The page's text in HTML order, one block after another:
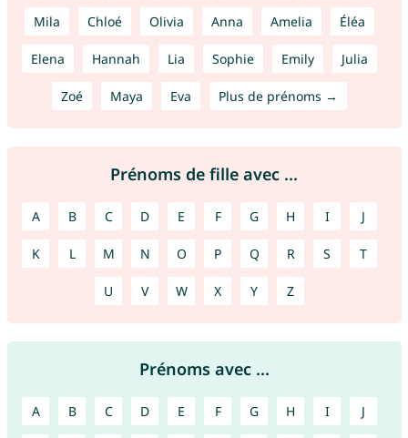
Mila Chloé Olivia Anna Amelia Éléa
Elena Hannah Lia Sophie Emily Julia
Zoé Maya Eva Plus de prénoms →
Prénoms de fille avec ...
A B C D E F G H I J
K L M N O P Q R S T
U V W X Y Z
Prénoms avec ...
A B C D E F G H I J